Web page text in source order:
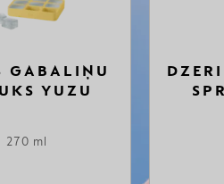
GABALIŅU
YUZU
270 ml